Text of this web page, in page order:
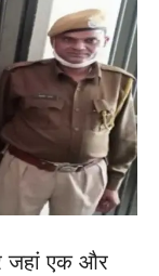
जहां एक और